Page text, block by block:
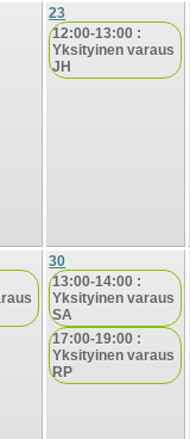
23
12:00-13:00 :
Yksityinen varaus
JH
30
13:00-14:00 :
Yksityinen varaus
SA
17:00-19:00 :
Yksityinen varaus
RP